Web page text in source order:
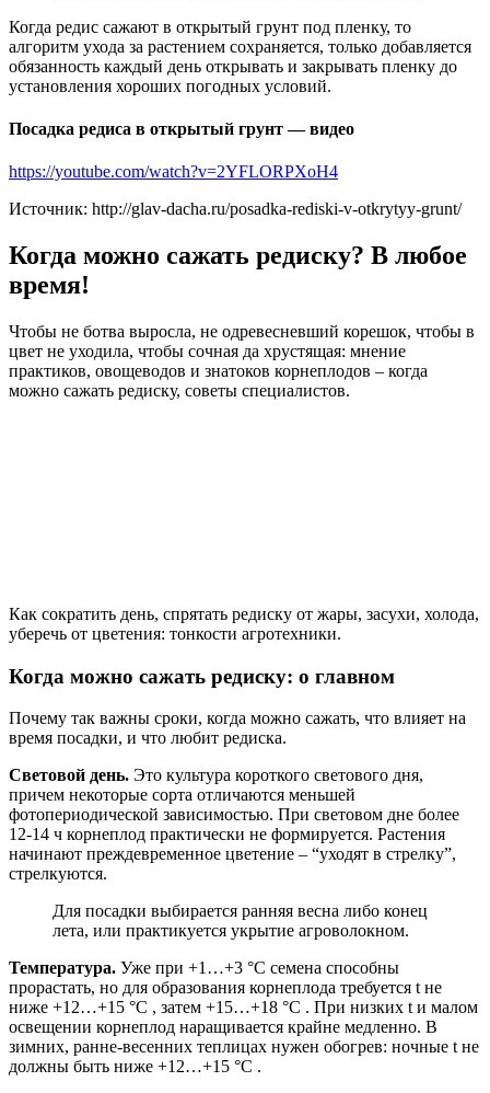
Когда редис сажают в открытый грунт под пленку, то
алгоритм ухода за растением сохраняется, только добавляется
обязанность каждый день открывать и закрывать пленку до
установления хороших погодных условий.
Посадка редиса в открытый грунт — видео
https://youtube.com/watch?v=2YFLORPXoH4
Источник: http://glav-dacha.ru/posadka-rediski-v-otkrytyy-grunt/
Когда можно сажать редиску? В любое
время!
Чтобы не ботва выросла, не одревесневший корешок, чтобы в
цвет не уходила, чтобы сочная да хрустящая: мнение
практиков, овощеводов и знатоков корнеплодов – когда
можно сажать редиску, советы специалистов.
Как сократить день, спрятать редиску от жары, засухи, холода,
уберечь от цветения: тонкости агротехники.
Когда можно сажать редиску: о главном
Почему так важны сроки, когда можно сажать, что влияет на
время посадки, и что любит редиска.
Световой день. Это культура короткого светового дня,
причем некоторые сорта отличаются меньшей
фотопериодической зависимостью. При световом дне более
12-14 ч корнеплод практически не формируется. Растения
начинают преждевременное цветение – “уходят в стрелку”,
стрелкуются.
Для посадки выбирается ранняя весна либо конец
лета, или практикуется укрытие агроволокном.
Температура. Уже при +1…+3 °C семена способны
прорастать, но для образования корнеплода требуется t не
ниже +12…+15 °C , затем +15…+18 °C . При низких t и малом
освещении корнеплод наращивается крайне медленно. В
зимних, ранне-весенних теплицах нужен обогрев: ночные t не
должны быть ниже +12…+15 °C .